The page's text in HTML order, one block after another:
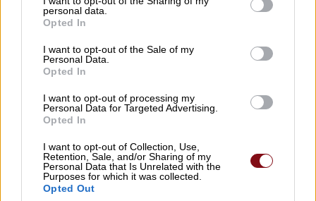
personal data.
Opted In
I want to opt-out of the Sale of my
Personal Data.
Opted In
I want to opt-out of processing my
Personal Data for Targeted Advertising.
Opted In
I want to opt-out of Collection, Use,
Retention, Sale, and/or Sharing of my
Personal Data that Is Unrelated with the
Purposes for which it was collected.
Opted Out
Χρ. Κέλλας: Σημαντικοί πόροι για την
κτηνοτροφία και το 2026
09/08/2026 , 9:45
Νυχθημερόν ανοιχτά τα φώτα του
δημοτικού φωτισμού σε Τύρναβο,
Γιάννουλη, Αμπελώνα, Βρυότοπο και
Δένδρα λόγω βλάβης του ΔΕΔΔΗΕ
09/08/2026 , 9:36